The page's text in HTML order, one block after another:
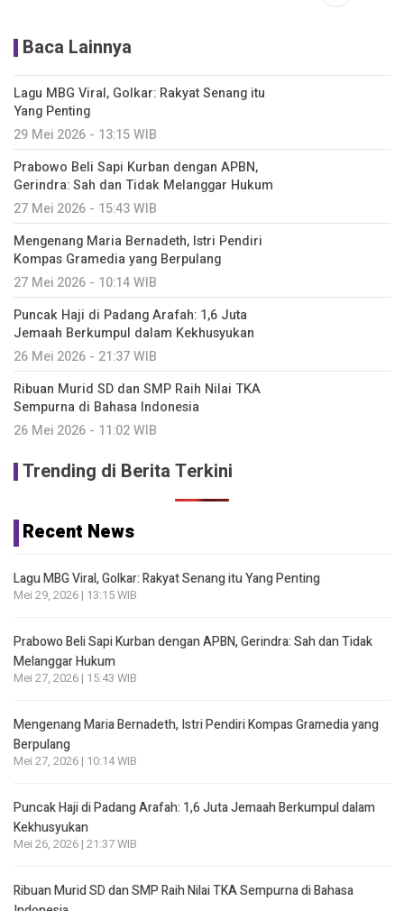
Baca Lainnya
Lagu MBG Viral, Golkar: Rakyat Senang itu
Yang Penting
29 Mei 2026 - 13:15 WIB
Prabowo Beli Sapi Kurban dengan APBN,
Gerindra: Sah dan Tidak Melanggar Hukum
27 Mei 2026 - 15:43 WIB
Mengenang Maria Bernadeth, Istri Pendiri
Kompas Gramedia yang Berpulang
27 Mei 2026 - 10:14 WIB
Puncak Haji di Padang Arafah: 1,6 Juta
Jemaah Berkumpul dalam Kekhusyukan
26 Mei 2026 - 21:37 WIB
Ribuan Murid SD dan SMP Raih Nilai TKA
Sempurna di Bahasa Indonesia
26 Mei 2026 - 11:02 WIB
Trending di Berita Terkini
Recent News
Lagu MBG Viral, Golkar: Rakyat Senang itu Yang Penting
Mei 29, 2026 | 13:15 WIB
Prabowo Beli Sapi Kurban dengan APBN, Gerindra: Sah dan Tidak
Melanggar Hukum
Mei 27, 2026 | 15:43 WIB
Mengenang Maria Bernadeth, Istri Pendiri Kompas Gramedia yang
Berpulang
Mei 27, 2026 | 10:14 WIB
Puncak Haji di Padang Arafah: 1,6 Juta Jemaah Berkumpul dalam
Kekhusyukan
Mei 26, 2026 | 21:37 WIB
Ribuan Murid SD dan SMP Raih Nilai TKA Sempurna di Bahasa